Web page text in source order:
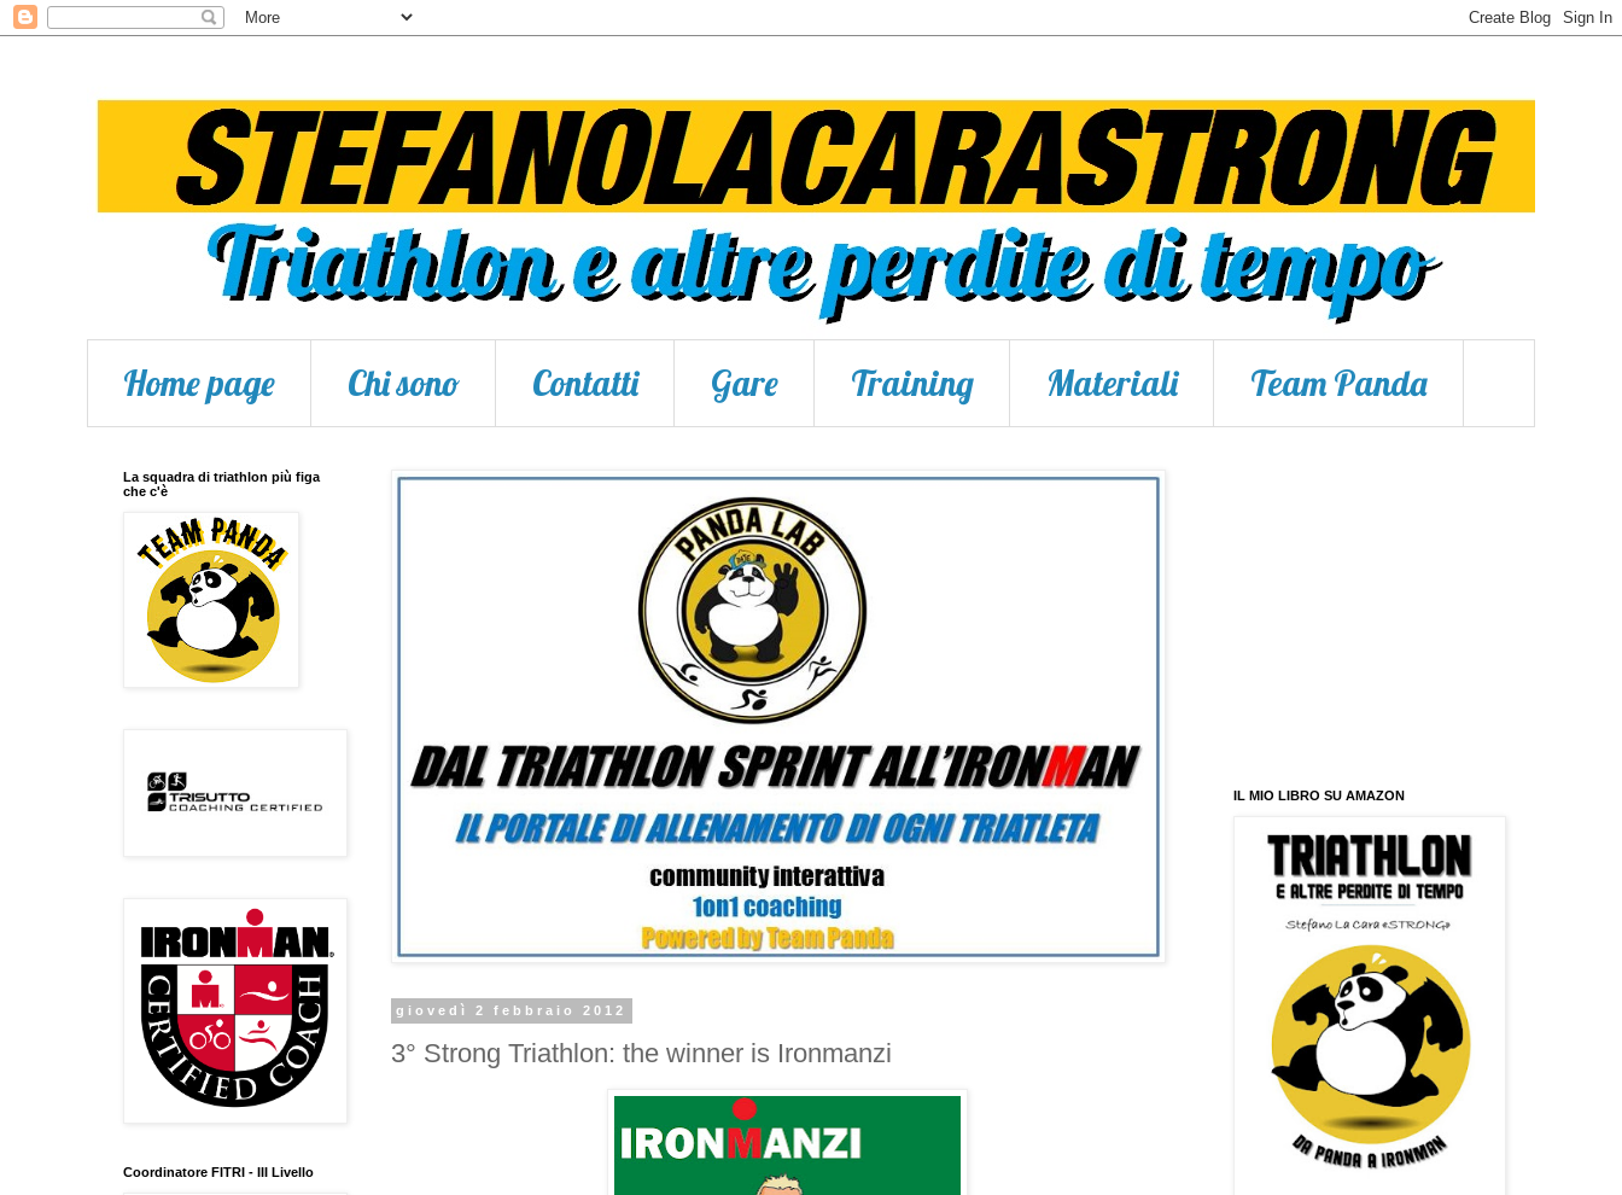
Home page Chi sono Contatti Gare Training Materiali Team Panda
giovedì 2 febbraio 2012
3° Strong Triathlon: the winner is Ironmanzi
La squadra di triathlon più figa
che c'è
Coordinatore FITRI - III Livello
IL MIO LIBRO SU AMAZON